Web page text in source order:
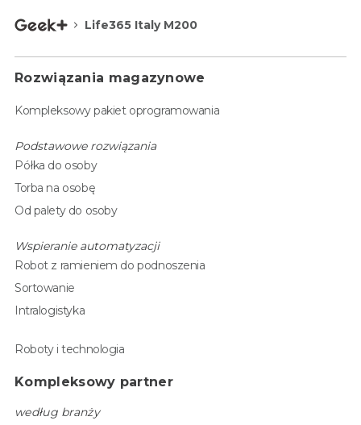
Life365 Italy M200
Rozwiązania magazynowe
Kompleksowy pakiet oprogramowania
Podstawowe rozwiązania
Półka do osoby
Torba na osobę
Od palety do osoby
Wspieranie automatyzacji
Robot z ramieniem do podnoszenia
Sortowanie
Intralogistyka
Roboty i technologia
Kompleksowy partner
według branży